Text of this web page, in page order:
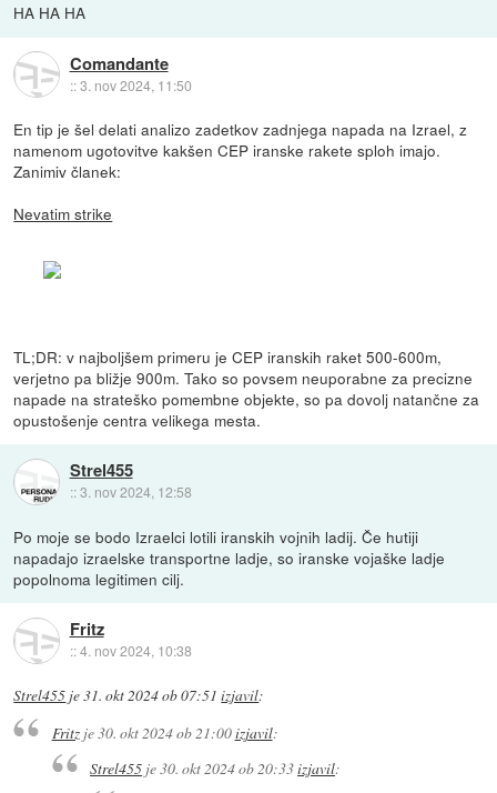
HA HA HA
Comandante
::3. nov 2024, 11:50
En tip je šel delati analizo zadetkov zadnjega napada na Izrael, z
namenom ugotovitve kakšen CEP iranske rakete sploh imajo.
Zanimiv članek:
Nevatim strike
TL;DR: v najboljšem primeru je CEP iranskih raket 500-600m,
verjetno pa bližje 900m. Tako so povsem neuporabne za precizne
napade na strateško pomembne objekte, so pa dovolj natančne za
opustošenje centra velikega mesta.
Strel455
::3. nov 2024, 12:58
Po moje se bodo Izraelci lotili iranskih vojnih ladij. Če hutiji
napadajo izraelske transportne ladje, so iranske vojaške ladje
popolnoma legitimen cilj.
Fritz
::4. nov 2024, 10:38
Strel455 je31. okt 2024 ob 07:51 izjavil:
Fritzje30. okt 2024 ob 21:00izjavil:
Strel455 je30. okt 2024 ob 20:33izjavil: